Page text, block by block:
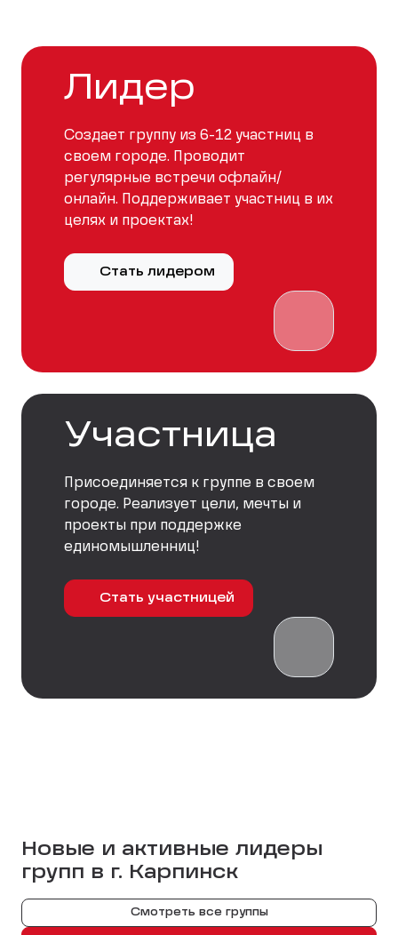
Лидер
Создает группу из 6-12 участниц в
своем городе. Проводит
регулярные встречи офлайн/
онлайн. Поддерживает участниц в их
целях и проектах!
Стать лидером
Участница
Присоединяется к группе в своем
городе. Реализует цели, мечты и
проекты при поддержке
единомышленниц!
Стать участницей
Новые и активные лидеры
групп в г. Карпинск
Смотреть все группы